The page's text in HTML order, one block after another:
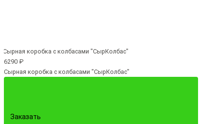
6290 ₽
Сырная коробка с колбасами "СырКолбас"
Заказать